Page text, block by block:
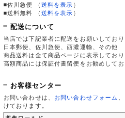
■佐川急便
（ 送料を表示 ）
■送料無料
（ 送料を表示 ）
配送について
当店では下記業者に配送をお願いしており
日本郵便、佐川急便、西濃運輸、その他
商品送料は全て商品ページに表示しており
高額商品には保証付書留便をお勧めしてお
お客様センター
お問い合わせは、 お問い合わせフォーム
けております。